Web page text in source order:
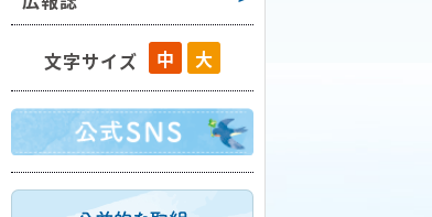
引
日
海
文字サイズ 中 大